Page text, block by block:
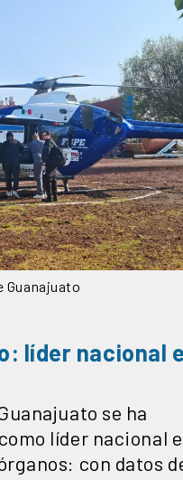
Guanajuato
líder nacional
se ha
líder nacional
con datos